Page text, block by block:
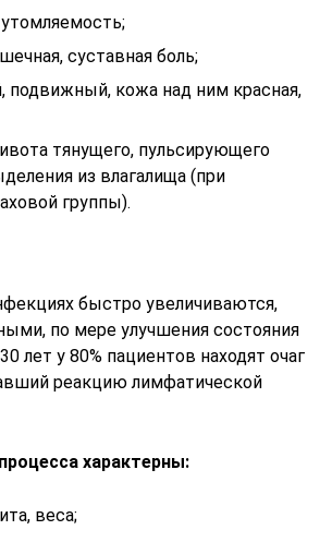
суставная боль;
подвижный, кожа над ним красная,
тянущего, пульсирующего
из влагалища (при
группы).
быстро увеличиваются,
по мере улучшения состояния
лет у 80% пациентов находят очаг
реакцию лимфатической
характерны:
веса;